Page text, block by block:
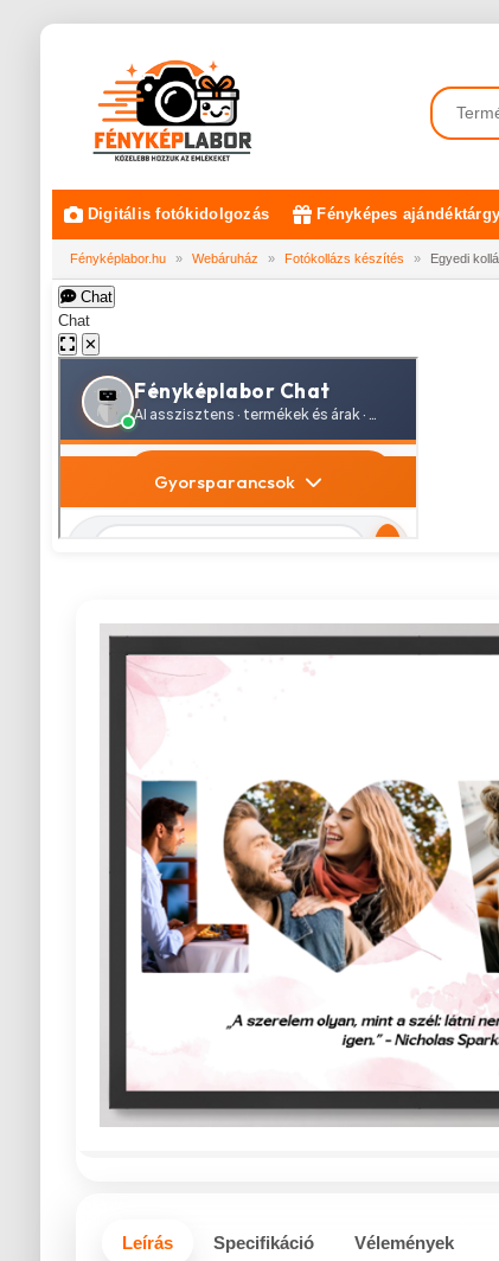
Digitális fotókidolgozás Fényképes
Fényképlabor.hu » Webáruház » Fotókollázs készítés » Egyedi
Chat
Chat
✕
Leírás Specifikáció Vélemények